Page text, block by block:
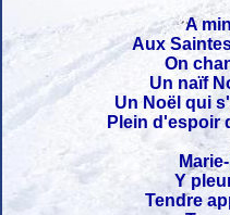
A
Aux
On
Un naïf
Un Noël qui
Plein d'espoir
Y
Tendre